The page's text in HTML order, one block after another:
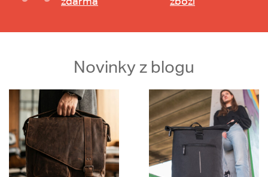
Novinky z blogu